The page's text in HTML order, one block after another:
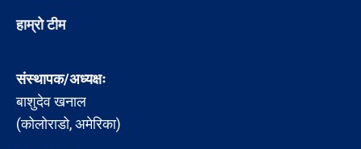
हाम्रो टीम
संस्थापक/अध्यक्षः
बाशुदेव खनाल
(कोलोराडो, अमेरिका)